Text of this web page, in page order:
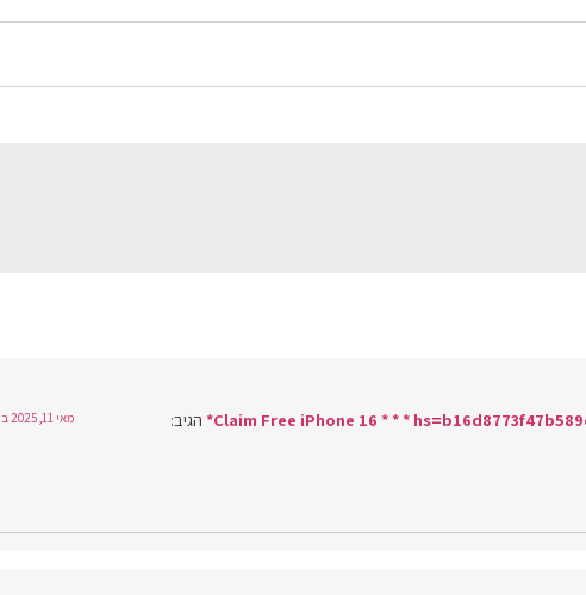
הגיב: מאי 11, 2025 בשעה 18:44